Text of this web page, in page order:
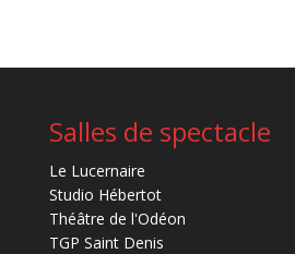
Salles de spectacle
Le Lucernaire
Studio Hébertot
Théâtre de l'Odéon
TGP Saint Denis